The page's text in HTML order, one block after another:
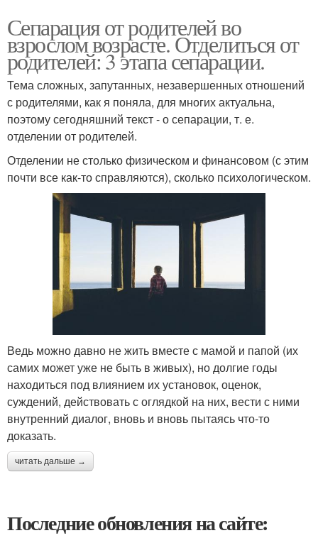
Сепарация от родителей во
взрослом возрасте. Отделиться от
родителей: 3 этапа сепарации.
Тема сложных, запутанных, незавершенных отношений
с родителями, как я поняла, для многих актуальна,
поэтому сегодняшний текст - о сепарации, т. е.
отделении от родителей.
Отделении не столько физическом и финансовом (с этим
почти все как-то справляются), сколько психологическом.
Ведь можно давно не жить вместе с мамой и папой (их
самих может уже не быть в живых), но долгие годы
находиться под влиянием их установок, оценок,
суждений, действовать с оглядкой на них, вести с ними
внутренний диалог, вновь и вновь пытаясь что-то
доказать.
читать дальше →
Последние обновления на сайте: